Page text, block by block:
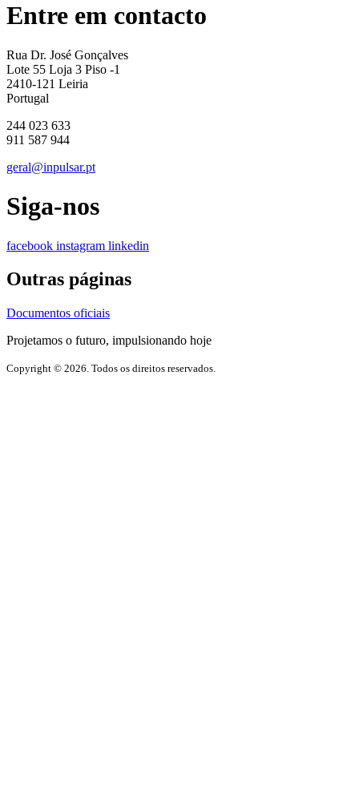
Entre em contacto
Rua Dr. José Gonçalves
Lote 55 Loja 3 Piso -1
2410-121 Leiria
Portugal
244 023 633
911 587 944
geral@inpulsar.pt
Siga-nos
facebook instagram linkedin
Outras páginas
Documentos oficiais
Projetamos o futuro, impulsionando hoje
Copyright © 2026. Todos os direitos reservados.